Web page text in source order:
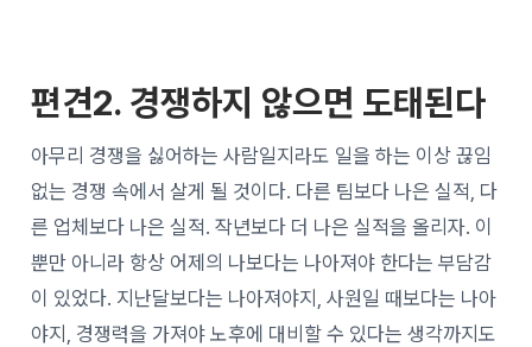
편견2. 경쟁하지 않으면 도태된다
아무리 경쟁을 싫어하는 사람일지라도 일을 하는 이상 끊임
없는 경쟁 속에서 살게 될 것이다. 다른 팀보다 나은 실적, 다
른 업체보다 나은 실적. 작년보다 더 나은 실적을 올리자. 이
뿐만 아니라 항상 어제의 나보다는 나아져야 한다는 부담감
이 있었다. 지난달보다는 나아져야지, 사원일 때보다는 나아
야지, 경쟁력을 가져야 노후에 대비할 수 있다는 생각까지도